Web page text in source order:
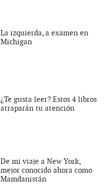
La izquierda, a examen en
Michigan
¿Te gusta leer? Estos 4 libros
atraparán tu atención
De mi viaje a New York,
mejor conocido ahora como
Mamdanistán